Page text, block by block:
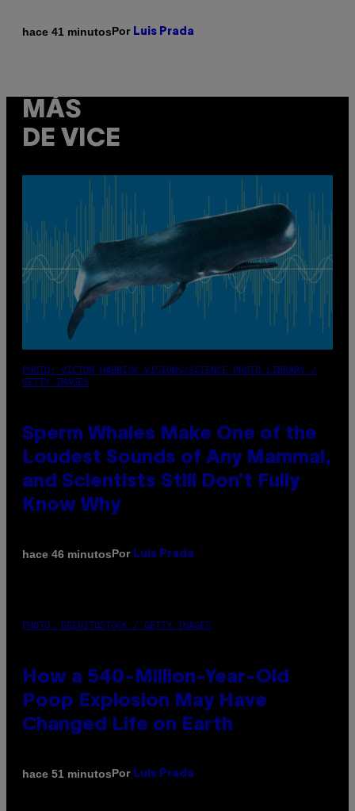
hace 41 minutosPor Luis Prada
MÁS
DE VICE
PHOTO: VICTOR HABBICK VISIONS/SCIENCE PHOTO LIBRARY /
GETTY IMAGES
Sperm Whales Make One of the
Loudest Sounds of Any Mammal,
and Scientists Still Don’t Fully
Know Why
hace 46 minutosPor Luis Prada
PHOTO: DBENITOSTOCK / GETTY IMAGES
How a 540-Million-Year-Old
Poop Explosion May Have
Changed Life on Earth
hace 51 minutosPor Luis Prada